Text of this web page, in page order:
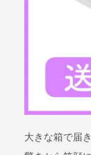
大きな箱で届